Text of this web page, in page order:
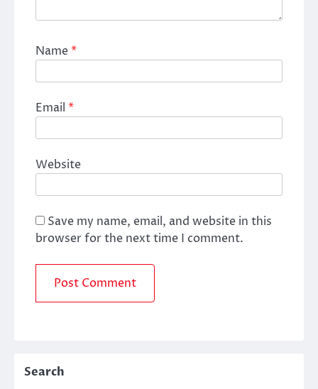
Name*
Email *
Website
Save my name, email, and website in this
browser for the next time I comment.
Search